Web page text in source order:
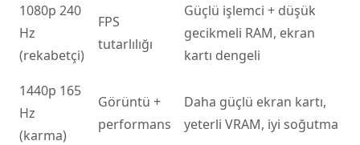
1080p 240
Hz
(rekabetçi)
FPS
tutarlılığı
Güçlü işlemci + düşük
gecikmeli RAM, ekran
kartı dengeli
1440p 165
Hz
(karma)
Görüntü +
performans
Daha güçlü ekran kartı,
yeterli VRAM, iyi soğutma